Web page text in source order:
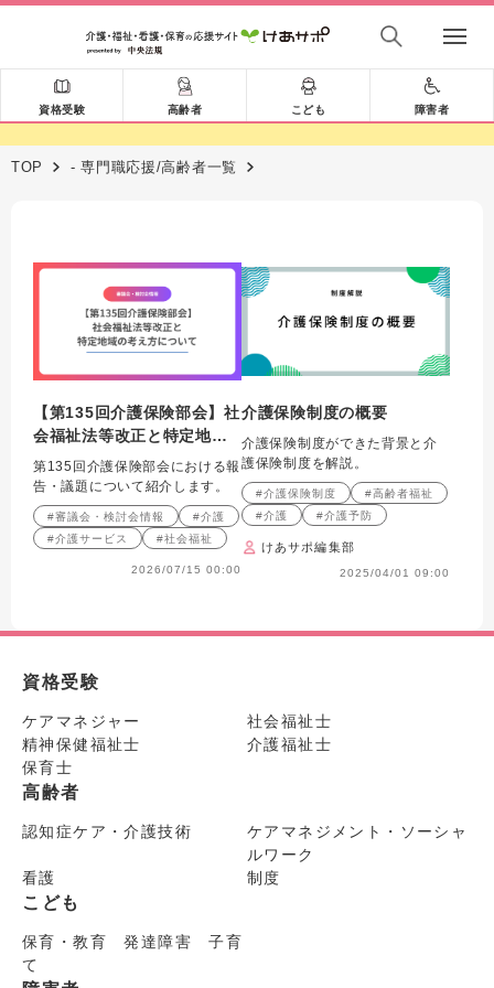
資格受験 高齢者 こども 障害者
TOP - 専門職応援/高齢者一覧
【第135回介護保険部会】社
会福祉法等改正と特定地域
の考え方について
第135回介護保険部会における報
告・議題について紹介します。
#審議会・検討会情報
#介護
#介護サービス
#社会福祉
2026/07/15 00:00
介護保険制度の概要
介護保険制度ができた背景と介
護保険制度を解説。
#介護保険制度
#高齢者福祉
#介護
#介護予防
けあサポ編集部
2025/04/01 09:00
資格受験
ケアマネジャー
社会福祉士
精神保健福祉士
介護福祉士
保育士
高齢者
認知症ケア・介護技術
ケアマネジメント・ソーシャ
ルワーク
看護
制度
こども
保育・教育 発達障害 子育
て